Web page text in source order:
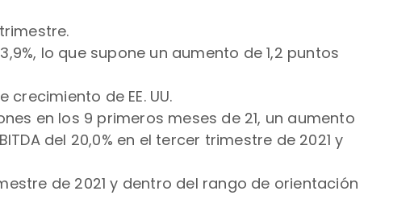
lo que supone un aumento de 1,2 puntos
de EE. UU.
en los 9 primeros meses de 21, un aumento
del 20,0% en el tercer trimestre de 2021 y
de 2021 y dentro del rango de orientación